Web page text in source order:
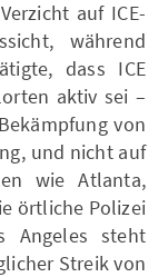
auf ICE-
während
dass ICE
aktiv sei –
von
und nicht auf
wie Atlanta,
örtliche Polizei
Angeles steht
Streik von